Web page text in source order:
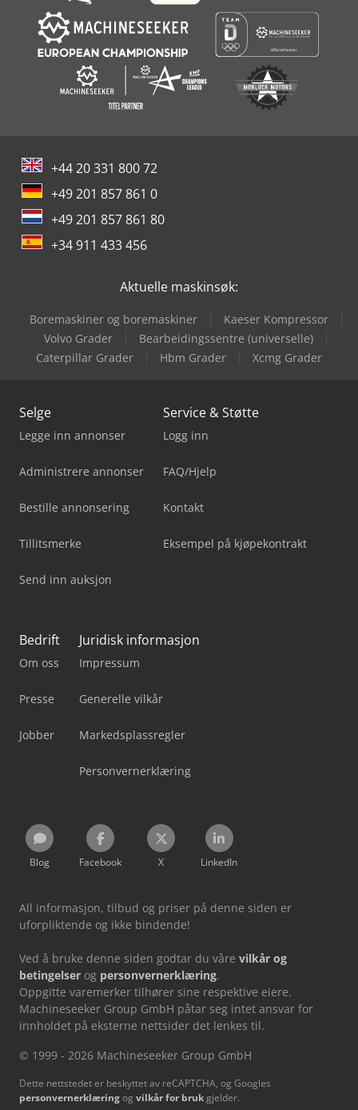
+44 20 331 800 72
+49 201 857 861 0
+49 201 857 861 80
+34 911 433 456
Aktuelle maskinsøk:
Boremaskiner og boremaskiner
Kaeser Kompressor
Volvo Grader
Bearbeidingssentre (universelle)
Caterpillar Grader
Hbm Grader Xcmg Grader
Selge
Legge inn annonser
Administrere annonser
Bestille annonsering
Tillitsmerke
Send inn auksjon
Service & Støtte
Logg inn
FAQ/Hjelp
Kontakt
Eksempel på kjøpekontrakt
Bedrift
Om oss
Presse
Jobber
Juridisk informasjon
Impressum
Generelle vilkår
Markedsplassregler
Personvernerklæring
Blog Facebook X LinkedIn
All informasjon, tilbud og priser på denne siden er
uforpliktende og ikke bindende!
Ved å bruke denne siden godtar du våre vilkår og
betingelser og personvernerklæring.
Oppgitte varemerker tilhører sine respektive eiere.
Machineseeker Group GmbH påtar seg intet ansvar for
innholdet på eksterne nettsider det lenkes til.
© 1999 - 2026 Machineseeker Group GmbH
Dette nettstedet er beskyttet av reCAPTCHA, og Googles
personvernerklæringog vilkår for brukgjelder.